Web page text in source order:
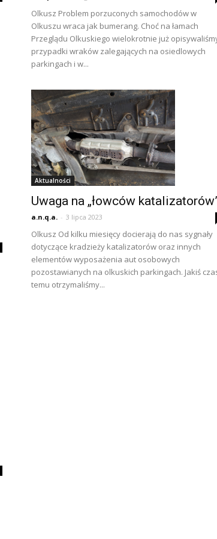
Olkusz Problem porzuconych samochodów w
Olkuszu wraca jak bumerang. Choć na łamach
Przeglądu Olkuskiego wielokrotnie już
przypadki wraków zalegających na osiedlowych
parkingach i w...
Aktualności
Uwaga na „łowców
a.n.q.a. - 3 lipca 2023
Olkusz Od kilku miesięcy docierają do nas sygnały
dotyczące kradzieży katalizatorów oraz innych
elementów wyposażenia aut osobowych
pozostawianych na olkuskich parkingach. Jakiś
temu otrzymaliśmy...